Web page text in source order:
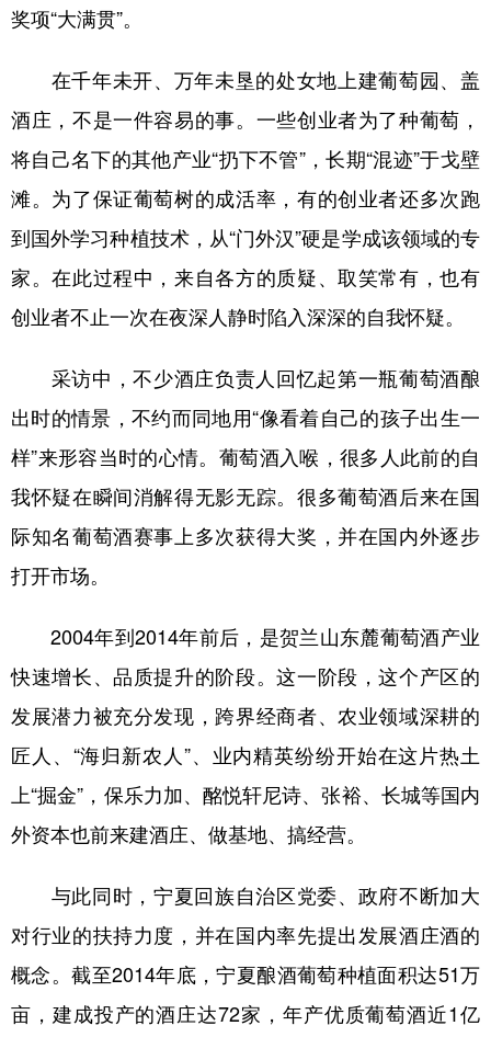
奖项“大满贯”。
在千年未开、万年未垦的处女地上建葡萄园、盖
酒庄，不是一件容易的事。一些创业者为了种葡萄，
将自己名下的其他产业“扔下不管”，长期“混迹”于戈壁
滩。为了保证葡萄树的成活率，有的创业者还多次跑
到国外学习种植技术，从“门外汉”硬是学成该领域的专
家。在此过程中，来自各方的质疑、取笑常有，也有
创业者不止一次在夜深人静时陷入深深的自我怀疑。
采访中，不少酒庄负责人回忆起第一瓶葡萄酒酿
出时的情景，不约而同地用“像看着自己的孩子出生一
样”来形容当时的心情。葡萄酒入喉，很多人此前的自
我怀疑在瞬间消解得无影无踪。很多葡萄酒后来在国
际知名葡萄酒赛事上多次获得大奖，并在国内外逐步
打开市场。
2004年到2014年前后，是贺兰山东麓葡萄酒产业
快速增长、品质提升的阶段。这一阶段，这个产区的
发展潜力被充分发现，跨界经商者、农业领域深耕的
匠人、“海归新农人”、业内精英纷纷开始在这片热土
上“掘金”，保乐力加、酩悦轩尼诗、张裕、长城等国内
外资本也前来建酒庄、做基地、搞经营。
与此同时，宁夏回族自治区党委、政府不断加大
对行业的扶持力度，并在国内率先提出发展酒庄酒的
概念。截至2014年底，宁夏酿酒葡萄种植面积达51万
亩，建成投产的酒庄达72家，年产优质葡萄酒近1亿